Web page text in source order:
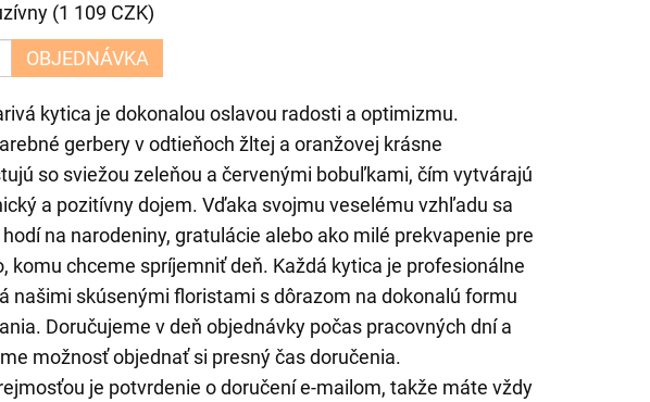
(1 109 CZK)
OBJEDNÁVKA
kytica je dokonalou oslavou radosti a optimizmu.
gerbery v odtieňoch žltej a oranžovej krásne
so sviežou zeleňou a červenými bobuľkami, čím vytvárajú
a pozitívny dojem. Vďaka svojmu veselému vzhľadu sa
na narodeniny, gratulácie alebo ako milé prekvapenie pre
komu chceme spríjemniť deň. Každá kytica je profesionálne
našimi skúsenými floristami s dôrazom na dokonalú formu
Doručujeme v deň objednávky počas pracovných dní a
možnosť objednať si presný čas doručenia.
je potvrdenie o doručení e-mailom, takže máte vždy